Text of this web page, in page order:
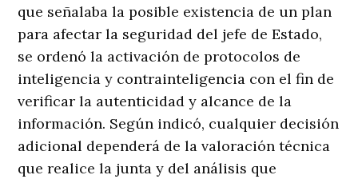
que señalaba la posible existencia de un plan
para afectar la seguridad del jefe de Estado,
se ordenó la activación de protocolos de
inteligencia y contrainteligencia con el fin de
verificar la autenticidad y alcance de la
información. Según indicó, cualquier decisión
adicional dependerá de la valoración técnica
que realice la junta y del análisis que